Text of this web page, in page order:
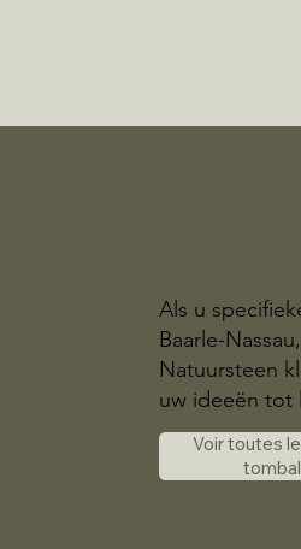
Als u
Baarle-
Natuursteen
uw ideeën tot
Voir toutes